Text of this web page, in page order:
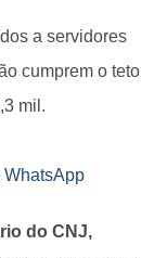
a servidores
cumprem o teto
mil.
WhatsApp
do CNJ,